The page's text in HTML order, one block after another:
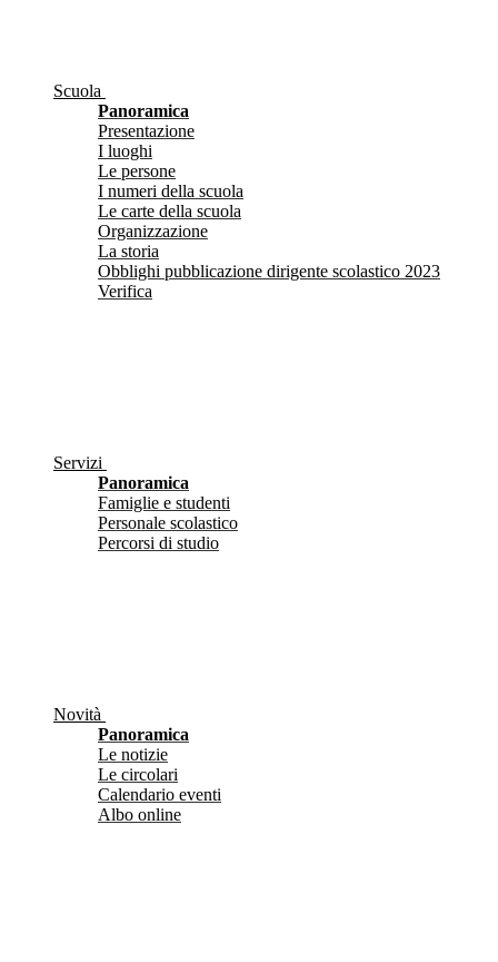
Scuola
Panoramica
Presentazione
I luoghi
Le persone
I numeri della scuola
Le carte della scuola
Organizzazione
La storia
Obblighi pubblicazione dirigente scolastico 2023
Verifica
Servizi
Panoramica
Famiglie e studenti
Personale scolastico
Percorsi di studio
Novità
Panoramica
Le notizie
Le circolari
Calendario eventi
Albo online